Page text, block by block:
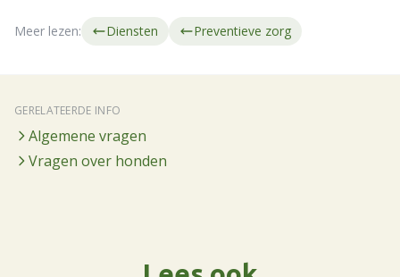
Meer lezen: Diensten Preventieve zorg
GERELATEERDE INFO
Algemene vragen
Vragen over honden